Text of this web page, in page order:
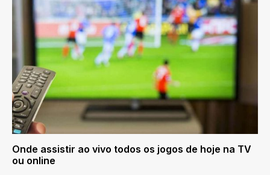
Onde assistir ao vivo todos os jogos de hoje na TV
ou online